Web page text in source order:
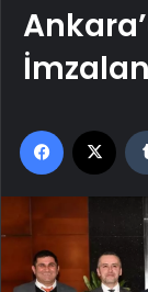
Facebook